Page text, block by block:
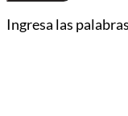
Ingresa las